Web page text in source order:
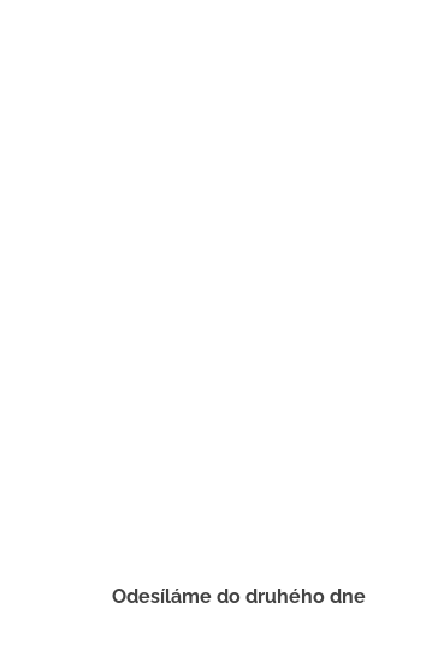
Odesíláme do druhého dne